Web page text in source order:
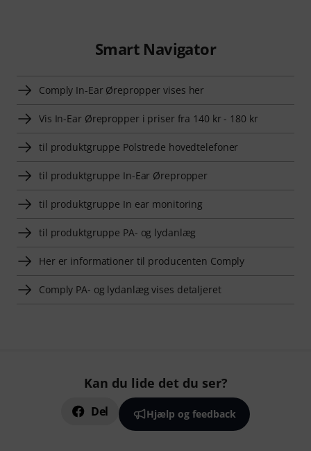
Smart Navigator
Comply In-Ear Ørepropper vises her
Vis In-Ear Ørepropper i priser fra 140 kr - 180 kr
til produktgruppe Polstrede hovedtelefoner
til produktgruppe In-Ear Ørepropper
til produktgruppe In ear monitoring
til produktgruppe PA- og lydanlæg
Her er informationer til producenten Comply
Comply PA- og lydanlæg vises detaljeret
Kan du lide det du ser?
Del Hjælp og feedback